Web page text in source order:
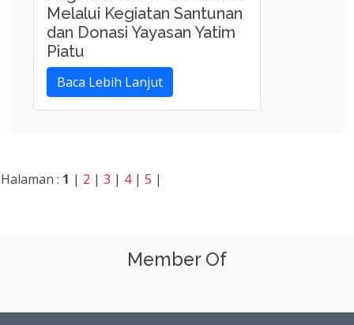
Melalui Kegiatan Santunan
dan Donasi Yayasan Yatim
Piatu
Baca Lebih Lanjut
Halaman : 1 | 2 | 3 | 4| 5 |
Member Of